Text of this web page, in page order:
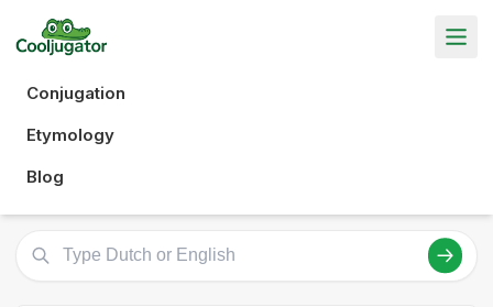
Conjugation
Etymology
Blog